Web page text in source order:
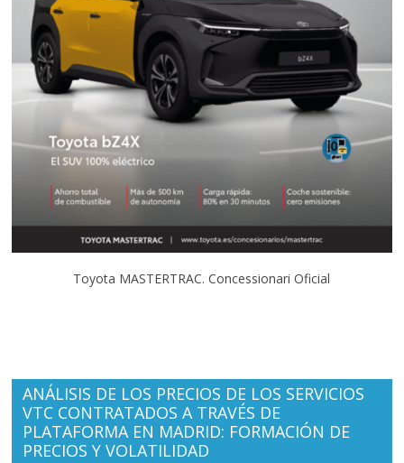
Toyota MASTERTRAC. Concessionari Oficial
ANÁLISIS DE LOS PRECIOS DE LOS SERVICIOS
VTC CONTRATADOS A TRAVÉS DE
PLATAFORMA EN MADRID: FORMACIÓN DE
PRECIOS Y VOLATILIDAD